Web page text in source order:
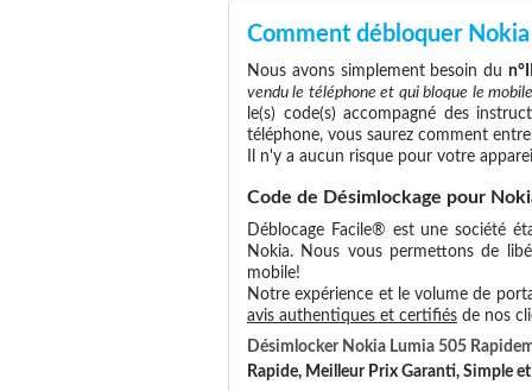
Comment débloquer
Nous avons simplement besoin du
vendu le téléphone et qui bloque le mobile
le(s) code(s) accompagné des
téléphone, vous saurez comment
Il n'y a aucun risque pour votre
Code de Désimlockage pour
Déblocage Facile® est une société
Nokia. Nous vous permettons de
mobile!
Notre expérience et le volume de
avis authentiques et certifiés de nos
Désimlocker Nokia Lumia 505
Rapide, Meilleur Prix Garanti, Simple